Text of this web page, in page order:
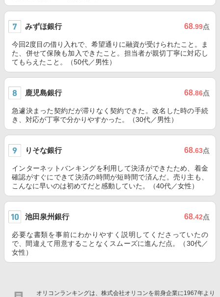
みずほ銀行 68.99点
今回2度目の借り入れで、希望通りに融資が受けられたこと。ま
た、併せて保険も加入できたこと。担当者が親切丁寧に対応し
てもらえたこと。（50代／男性）
鹿児島銀行 68.86点
急遽決まった契約だが滞りなく契約できた。改名した時の手続
き、対応が丁寧で分かりやすかった。（30代／男性）
りそな銀行 68.63点
インターネットバンキングを利用して決済ができたため、着金
確認がすぐにできて決済の時間が短時間で済んだ。売り主も、
こんなに早いのは初めてだと感動していた。（40代／女性）
池田泉州銀行 68.42点
必要な書類を事前にわかりやすく説明してくださっていたの
で、間違えて用意することなくスムーズに進んだ点。（30代／
女性）
オリコンランキングは、株式会社オリコンを前身企業に1967年より